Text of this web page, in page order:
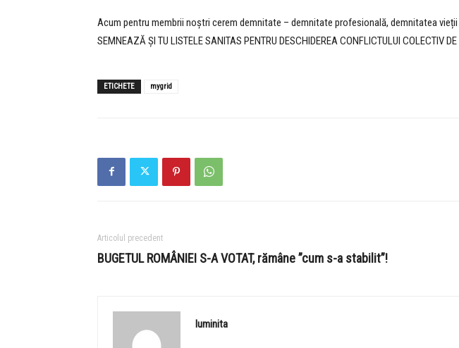
Acum pentru membrii noștri cerem demnitate – demnitate profesională, demnitatea
SEMNEAZĂ ȘI TU LISTELE SANITAS PENTRU DESCHIDEREA CONFLICTULUI COLECTIV
ETICHETE mygrid
Articolul precedent
BUGETUL ROMÂNIEI S-A VOTAT, rămâne ”cum s-a stabilit”!
luminita